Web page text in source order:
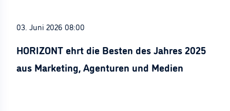
03. Juni 2026 08:00
HORIZONT ehrt die Besten des Jahres 2025
aus Marketing, Agenturen und Medien